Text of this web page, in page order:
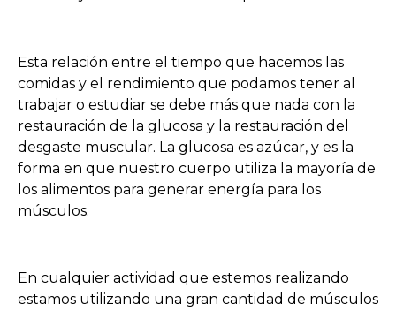
Esta relación entre el tiempo que hacemos las
comidas y el rendimiento que podamos tener al
trabajar o estudiar se debe más que nada con la
restauración de la glucosa y la restauración del
desgaste muscular. La glucosa es azúcar, y es la
forma en que nuestro cuerpo utiliza la mayoría de
los alimentos para generar energía para los
músculos.
En cualquier actividad que estemos realizando
estamos utilizando una gran cantidad de músculos